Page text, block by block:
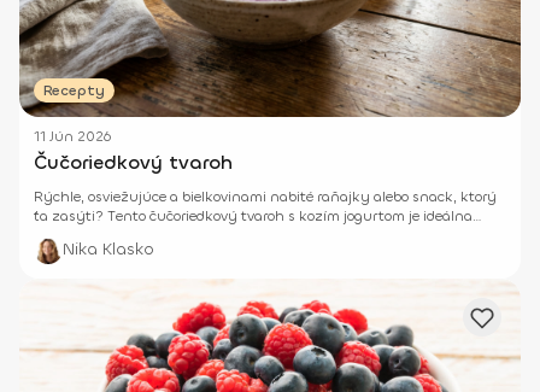
Recepty
11 Jún 2026
Čučoriedkový tvaroh
Rýchle, osviežujúce a bielkovinami nabité raňajky alebo snack, ktorý
ťa zasýti? Tento čučoriedkový tvaroh s kozím jogurtom je ideálna
voľba!
Nika Klasko